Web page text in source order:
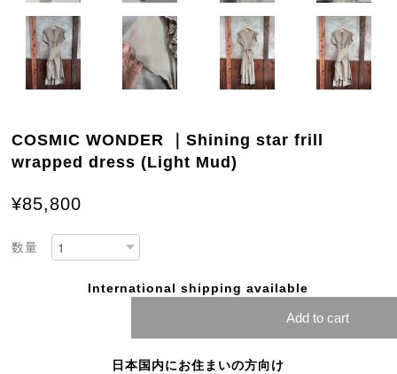
COSMIC WONDER ｜Shining star frill
wrapped dress (Light Mud)
¥85,800
数量
International shipping available
Add to cart
日本国内にお住まいの方向け